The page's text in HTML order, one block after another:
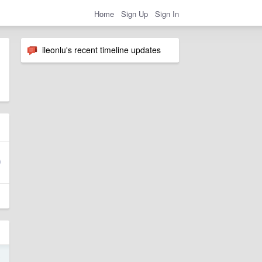
Home Sign Up Sign In
ileonlu's recent timeline updates